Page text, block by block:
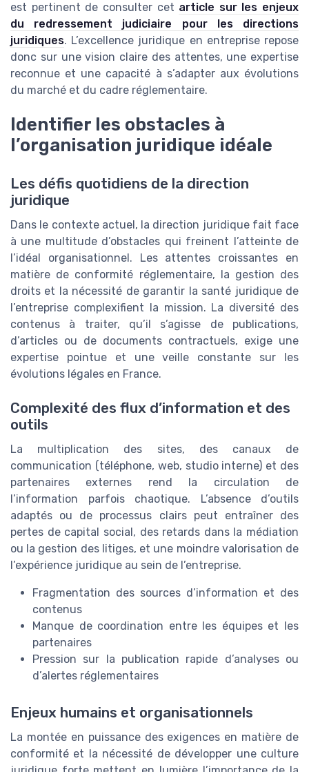
est pertinent de consulter cet article sur les enjeux
du redressement judiciaire pour les directions
juridiques. L’excellence juridique en entreprise repose
donc sur une vision claire des attentes, une expertise
reconnue et une capacité à s’adapter aux évolutions
du marché et du cadre réglementaire.
Identifier les obstacles à
l’organisation juridique idéale
Les défis quotidiens de la direction
juridique
Dans le contexte actuel, la direction juridique fait face
à une multitude d’obstacles qui freinent l’atteinte de
l’idéal organisationnel. Les attentes croissantes en
matière de conformité réglementaire, la gestion des
droits et la nécessité de garantir la santé juridique de
l’entreprise complexifient la mission. La diversité des
contenus à traiter, qu’il s’agisse de publications,
d’articles ou de documents contractuels, exige une
expertise pointue et une veille constante sur les
évolutions légales en France.
Complexité des flux d’information et des
outils
La multiplication des sites, des canaux de
communication (téléphone, web, studio interne) et des
partenaires externes rend la circulation de
l’information parfois chaotique. L’absence d’outils
adaptés ou de processus clairs peut entraîner des
pertes de capital social, des retards dans la médiation
ou la gestion des litiges, et une moindre valorisation de
l’expérience juridique au sein de l’entreprise.
Fragmentation des sources d’information et des
contenus
Manque de coordination entre les équipes et les
partenaires
Pression sur la publication rapide d’analyses ou
d’alertes réglementaires
Enjeux humains et organisationnels
La montée en puissance des exigences en matière de
conformité et la nécessité de développer une culture